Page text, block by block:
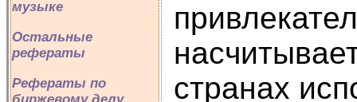
музыке
Остальные
рефераты
Рефераты по
странах